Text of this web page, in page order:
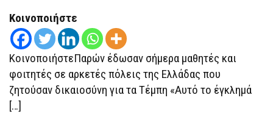
ΤΈΜΠΗ
Κοινοποιήστε
ΚοινοποιήστεΠαρών έδωσαν σήμερα μαθητές και
φοιτητές σε αρκετές πόλεις της Ελλάδας που
ζητούσαν δικαιοσύνη για τα Τέμπη «Αυτό το έγκλημά
[…]